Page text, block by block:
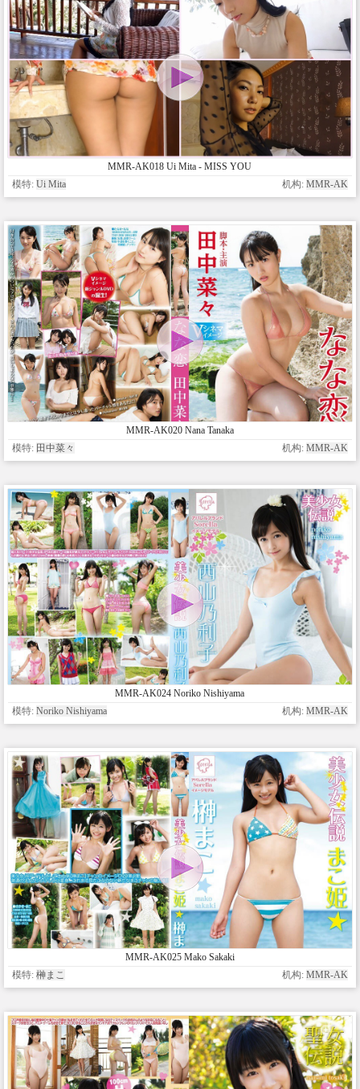
MMR-AK018 Ui Mita - MISS YOU
模特: Ui Mita 机构: MMR-AK
MMR-AK020 Nana Tanaka
模特: 田中菜々 机构: MMR-AK
MMR-AK024 Noriko Nishiyama
模特: Noriko Nishiyama 机构: MMR-AK
MMR-AK025 Mako Sakaki
模特: 榊まこ 机构: MMR-AK